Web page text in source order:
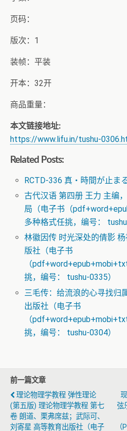
页码：
版次：1
装帧：平装
开本：32开
商品重量：
本文链接地址:
https://www.lifu.in/tushu-
Related Posts:
RCTD-336 真・時間が止ま
古代汉语 第四册 王力 主编
局（电子书（
多种格式任挑，编号：
林徽因传 时光深处的倩影
版社（电子书
（
挑，编号： tushu-0335）
三毛传：给流浪的心寻找归
出版社（电子书
（
挑，编号： tushu-0304）
前一篇文章
理论物理学教程 弹性理论
(第五版) 理论物理学教程 第七
卷 朗道、栗弗席兹；武际可、
刘寄星 高等教育出版社（电子
弦